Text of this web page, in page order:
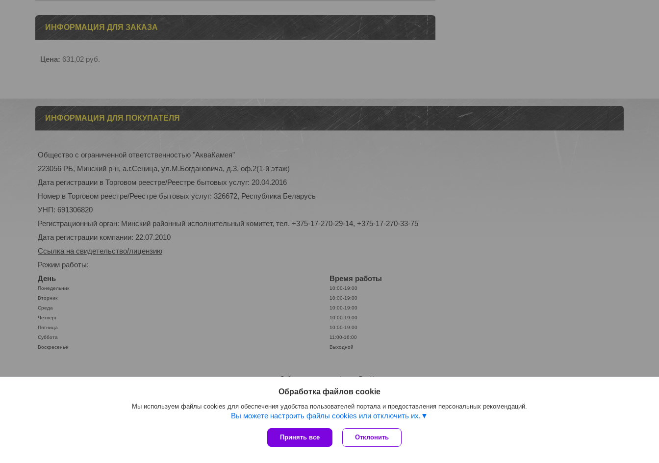
ИНФОРМАЦИЯ ДЛЯ ЗАКАЗА
Цена: 631,02 руб.
ИНФОРМАЦИЯ ДЛЯ ПОКУПАТЕЛЯ
Общество с ограниченной ответственностью "АкваКамея"
223056 РБ, Минский р-н, а.г.Сеница, ул.М.Богдановича, д.3, оф.2(1-й этаж)
Дата регистрации в Торговом реестре/Реестре бытовых услуг: 20.04.2016
Номер в Торговом реестре/Реестре бытовых услуг: 326672, Республика Беларусь
УНП: 691306820
Регистрационный орган: Минский районный исполнительный комитет, тел. +375-17-270-29-14, +375-17-270-33-75
Дата регистрации компании: 22.07.2010
Ссылка на свидетельство/лицензию
Режим работы:
День
Время работы
Понедельник
10:00-19:00
Вторник
10:00-19:00
Среда
10:00-19:00
Четверг
10:00-19:00
Пятница
10:00-19:00
Суббота
11:00-16:00
Воскресенье
Выходной
Сайт создан на платформе Deal.by
Политика обработки файлов cookies
Обработка файлов cookie
Мы используем файлы cookies для обеспечения удобства пользователей портала и предоставления персональных рекомендаций.
Вы можете настроить файлы cookies или отключить их.
Принять все Отклонить
ООО «АкваКамея» | Пожаловаться на контент
Select Language ▼